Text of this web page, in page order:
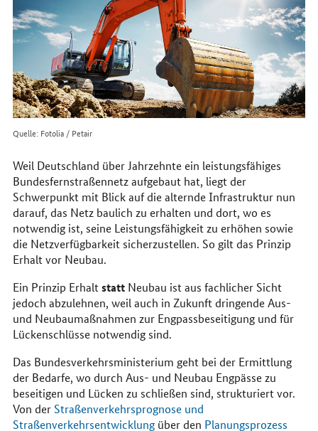
Quelle: Fotolia / Petair
Weil Deutschland über Jahrzehnte ein leistungsfähiges
Bundesfernstraßennetz aufgebaut hat, liegt der
Schwerpunkt mit Blick auf die alternde Infrastruktur nun
darauf, das Netz baulich zu erhalten und dort, wo es
notwendig ist, seine Leistungsfähigkeit zu erhöhen sowie
die Netzverfügbarkeit sicherzustellen. So gilt das Prinzip
Erhalt vor Neubau.
Ein Prinzip ErhaltstattNeubau ist aus fachlicher Sicht
jedoch abzulehnen, weil auch in Zukunft dringende Aus-
und Neubaumaßnahmen zur Engpassbeseitigung und für
Lückenschlüsse notwendig sind.
Das Bundesverkehrsministerium geht bei der Ermittlung
der Bedarfe, wo durch Aus- und Neubau Engpässe zu
beseitigen und Lücken zu schließen sind, strukturiert vor.
Von der Straßenverkehrsprognose und
Straßenverkehrsentwicklungüber den Planungsprozess